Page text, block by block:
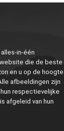
in-één
die de beste
en u op de
afbeeldingen zijn
respectievelijke
afgeleid van hun